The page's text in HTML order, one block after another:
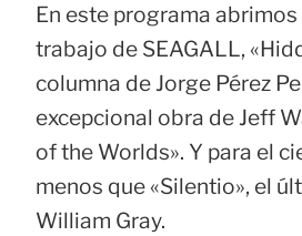
En este programa
trabajo de SEAGALL,
columna de Jorge Pérez
excepcional obra de Jeff
of the Worlds». Y para el
menos que «Silentio», el
William Gray.